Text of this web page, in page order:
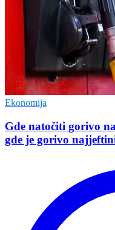
Ekonomija
Gde natočiti gorivo
gde je gorivo